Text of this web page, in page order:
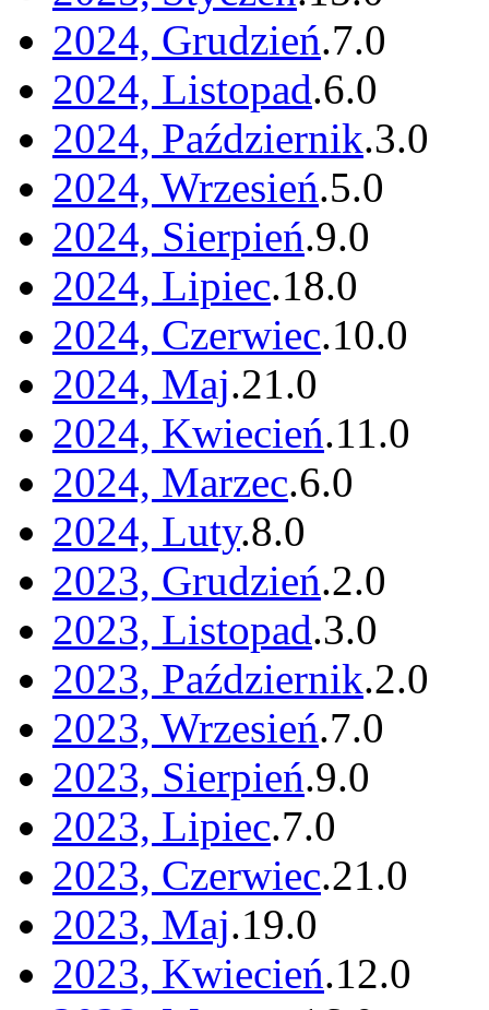
2024, Grudzień.7.0
2024, Listopad.6.0
2024, Październik.3.0
2024, Wrzesień.5.0
2024, Sierpień.9.0
2024, Lipiec.18.0
2024, Czerwiec.10.0
2024, Maj.21.0
2024, Kwiecień.11.0
2024, Marzec.6.0
2024, Luty.8.0
2023, Grudzień.2.0
2023, Listopad.3.0
2023, Październik.2.0
2023, Wrzesień.7.0
2023, Sierpień.9.0
2023, Lipiec.7.0
2023, Czerwiec.21.0
2023, Maj.19.0
2023, Kwiecień.12.0